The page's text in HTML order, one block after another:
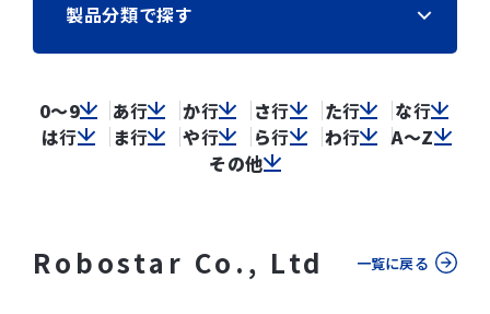
製品分類で探す
0～9 あ行 か行 さ行 た行 な行
は行 ま行 や行 ら行 わ行
A～Z
その他
Robostar Co., Ltd 一覧に戻る